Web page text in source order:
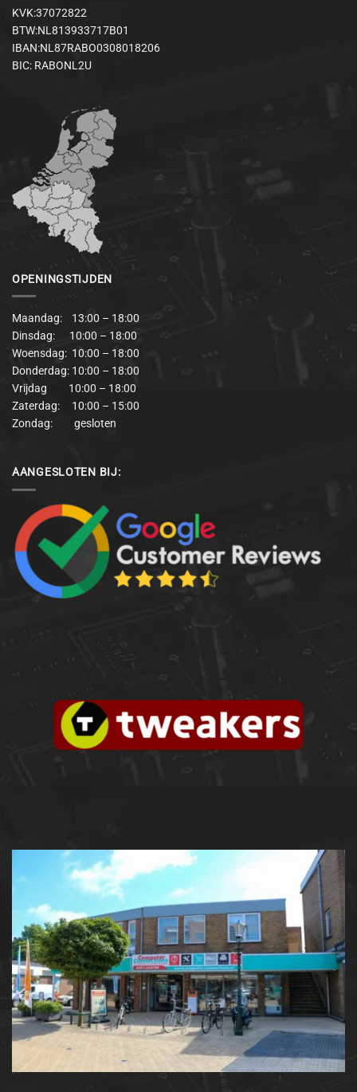
KVK:37072822
BTW:NL813933717B01
IBAN:NL87RABO0308018206
BIC: RABONL2U
OPENINGSTIJDEN
Maandag: 13:00 – 18:00
Dinsdag: 10:00 – 18:00
Woensdag: 10:00 – 18:00
Donderdag: 10:00 – 18:00
Vrijdag 10:00 – 18:00
Zaterdag: 10:00 – 15:00
Zondag: gesloten
AANGESLOTEN BIJ: